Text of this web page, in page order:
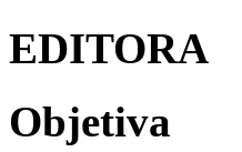
EDITORA
Objetiva